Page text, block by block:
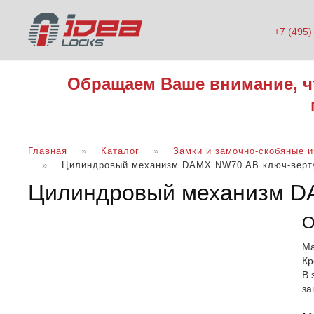
+7 (495)
Обращаем Ваше внимание,
Главная Каталог Замки и замочно-скобяные
Цилиндровый механизм DAMX NW70 AB ключ-
Цилиндровый механизм
В